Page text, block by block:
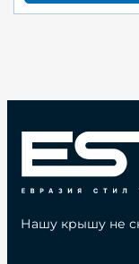
Нашу крышу не